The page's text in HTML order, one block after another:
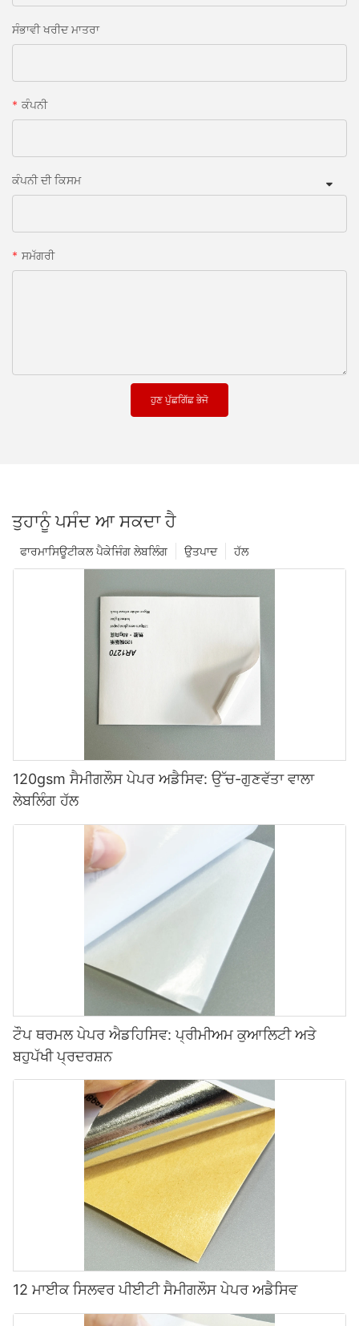
ਸੰਭਾਵੀ ਖਰੀਦ ਮਾਤਰਾ
ਕੰਪਨੀ
ਕੰਪਨੀ ਦੀ ਕਿਸਮ
ਸਮੱਗਰੀ
ਹੁਣ ਪੁੱਛਗਿੱਛ ਭੇਜੋ
ਤੁਹਾਨੂੰ ਪਸੰਦ ਆ ਸਕਦਾ ਹੈ
ਹੱਲ
ਉਤਪਾਦ
ਫਾਰਮਾਸਿਊਟੀਕਲ ਪੈਕੇਜਿੰਗ ਲੇਬਲਿੰਗ
120gsm ਸੈਮੀਗਲੌਸ ਪੇਪਰ ਅਡੈਸਿਵ: ਉੱਚ-ਗੁਣਵੱਤਾ ਵਾਲਾ
ਲੇਬਲਿੰਗ ਹੱਲ
ਟੌਪ ਥਰਮਲ ਪੇਪਰ ਐਡਹਿਸਿਵ: ਪ੍ਰੀਮੀਅਮ ਕੁਆਲਿਟੀ ਅਤੇ
ਬਹੁਪੱਖੀ ਪ੍ਰਦਰਸ਼ਨ
12 ਮਾਈਕ ਸਿਲਵਰ ਪੀਈਟੀ ਸੈਮੀਗਲੌਸ ਪੇਪਰ ਅਡੈਸਿਵ